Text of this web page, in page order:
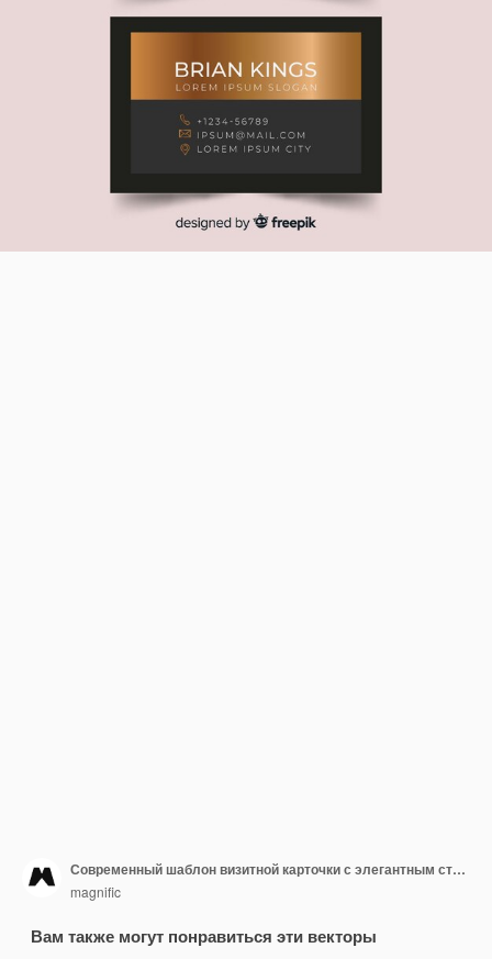
Современный шаблон визитной карточки с элегантным стилем
magnific
Вам также могут понравиться эти векторы